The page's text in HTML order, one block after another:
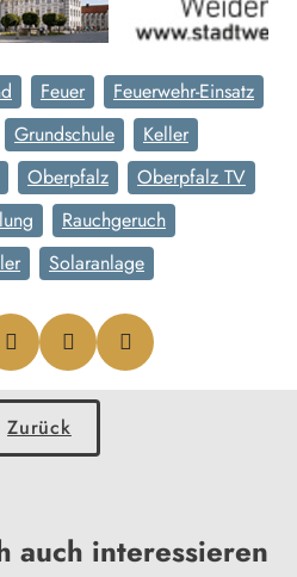
Feuer
Feuerwehr-Einsatz
Grundschule
Keller
Oberpfalz
Oberpfalz TV
Rauchgeruch
Solaranlage
Zurück
auch interessieren